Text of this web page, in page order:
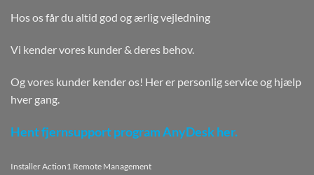
Hos os får du altid god og ærlig vejledning
Vi kender vores kunder & deres behov.
Og vores kunder kender os! Her er personlig service og hjælp
hver gang.
Hent fjernsupport program AnyDesk her.
Installer Action1 Remote Management